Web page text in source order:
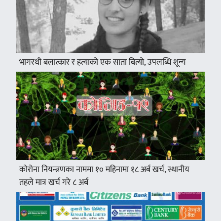
भागरथी बलात्कार र हत्याको एक साता बित्यो, उपलब्धि शून्य
कोरोना नियन्त्रणका नाममा १० महिनामा १८ अर्ब खर्च, स्थानीय
तहले मात्र खर्च गरे ८ अर्ब